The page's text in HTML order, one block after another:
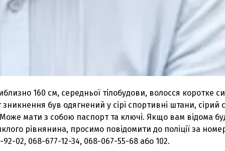
160 см, середньої тілобудови, волосся коротке
був одягнений у сірі спортивні штани, сірий
мати з собою паспорт та ключі. Якщо вам відома
рівнянина, просимо повідомити до поліції за
02, 068-677-12-34, 068-067-55-68 або 102.